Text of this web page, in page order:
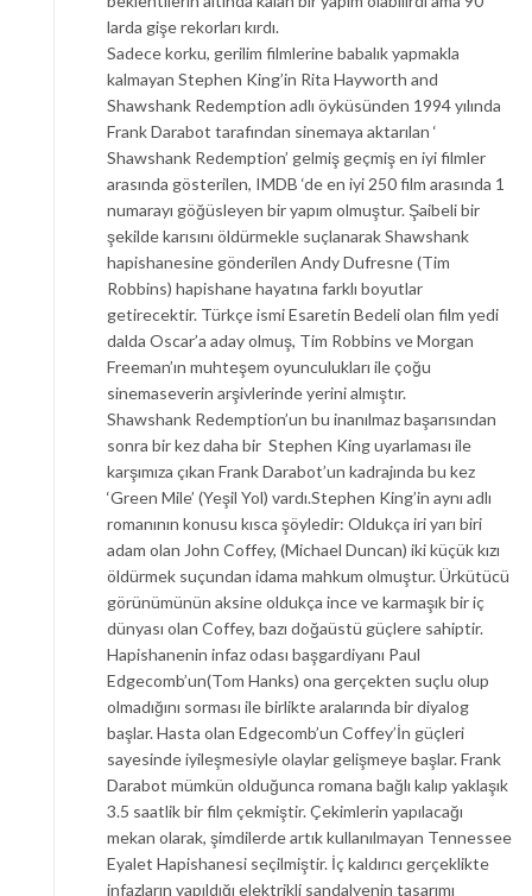
larda gişe rekorları kırdı.
Sadece korku, gerilim filmlerine babalık yapmakla
kalmayan Stephen King’in Rita Hayworth and
Shawshank Redemption adlı öyküsünden 1994 yılında
Frank Darabot tarafından sinemaya aktarılan ‘
Shawshank Redemption’ gelmiş geçmiş en iyi filmler
arasında gösterilen, IMDB ‘de en iyi 250 film arasında 1
numarayı göğüsleyen bir yapım olmuştur. Şaibeli bir
şekilde karısını öldürmekle suçlanarak Shawshank
hapishanesine gönderilen Andy Dufresne (Tim
Robbins) hapishane hayatına farklı boyutlar
getirecektir. Türkçe ismi Esaretin Bedeli olan film yedi
dalda Oscar’a aday olmuş, Tim Robbins ve Morgan
Freeman’ın muhteşem oyunculukları ile çoğu
sinemaseverin arşivlerinde yerini almıştır.
Shawshank Redemption’un bu inanılmaz başarısından
sonra bir kez daha bir Stephen King uyarlaması ile
karşımıza çıkan Frank Darabot’un kadrajında bu kez
‘Green Mile’ (Yeşil Yol) vardı.Stephen King’in aynı adlı
romanının konusu kısca şöyledir: Oldukça iri yarı biri
adam olan John Coffey, (Michael Duncan) iki küçük kızı
öldürmek suçundan idama mahkum olmuştur. Ürkütücü
görünümünün aksine oldukça ince ve karmaşık bir iç
dünyası olan Coffey, bazı doğaüstü güçlere sahiptir.
Hapishanenin infaz odası başgardiyanı Paul
Edgecomb’un(Tom Hanks) ona gerçekten suçlu olup
olmadığını sorması ile birlikte aralarında bir diyalog
başlar. Hasta olan Edgecomb’un Coffey’İn güçleri
sayesinde iyileşmesiyle olaylar gelişmeye başlar. Frank
Darabot mümkün olduğunca romana bağlı kalıp yaklaşık
3.5 saatlik bir film çekmiştir. Çekimlerin yapılacağı
mekan olarak, şimdilerde artık kullanılmayan Tennessee
Eyalet Hapishanesi seçilmiştir. İç kaldırıcı gerçeklikte
infazların yapıldığı elektrikli sandalyenin tasarımı